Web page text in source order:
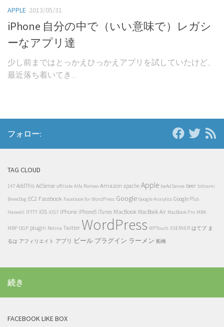
APPLE 2013/05/31
iPhone 自分の中で（いい意味で）レガシ
ーなアプリ達
少し前まではとっかえひっかえアプリを試していたけど、
最近落ち着いてき...
フォロー:
TAG CLOUD
147 AddThis AdSense affiliate Alfa Romeo Amazon apache Apple beAdSense beer bitnami
BrewDog EC2 Facebook Facebook for WordPress Google Google Analytics Google Plus
Haswell IFTTT iOS iOS7 iPhone iPhone5 iTunes MacBook MacBook Air MacBook Pro MBA
MBP OGP plugin Retina Twitter WordPress WPTouch XSERVER はてブ ま
るは アフィリエイト アプリ ビール プラグイン ラーメン 船橋
続き
FACEBOOK LIKE BOX